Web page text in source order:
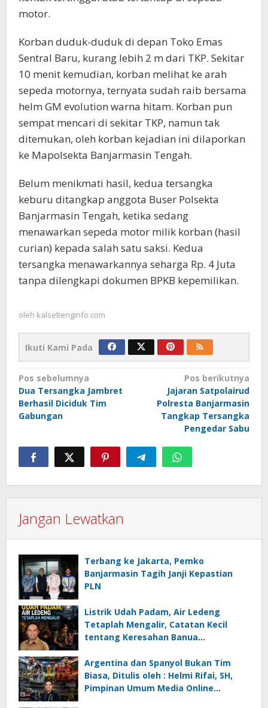
motor.
Korban duduk-duduk di depan Toko Emas
Sentral Baru, kurang lebih 2 m dari TKP. Sekitar
10 menit kemudian, korban melihat ke arah
sepeda motornya, ternyata sudah raib bersama
helm GM evolution warna hitam. Korban pun
sempat mencari di sekitar TKP, namun tak
ditemukan, oleh korban kejadian ini dilaporkan
ke Mapolsekta Banjarmasin Tengah.
Belum menikmati hasil, kedua tersangka
keburu ditangkap anggota Buser Polsekta
Banjarmasin Tengah, ketika sedang
menawarkan sepeda motor milik korban (hasil
curian) kepada salah satu saksi. Kedua
tersangka menawarkannya seharga Rp. 4 Juta
tanpa dilengkapi dokumen BPKB kepemilikan.
oleh kalseltenginfo.com
Ikuti Kami Pada
Navigasi
pos
Pos sebelumnya
Dua Tersangka Jambret
Berhasil Diciduk Tim
Gabungan
Pos berikutnya
Jajaran Satpolairud
Polresta Banjarmasin
Tangkap Tersangka
Pengedar Sabu
Jangan Lewatkan
Terbang ke Jakarta, Pemko
Banjarmasin Tagih Janji Kepastian
PLN
Listrik Udah Padam, Air Ledeng
Tetaplah Mengalir, Catatan Kecil
tentang Keresahan Banua
Ancaman Lingkungan, Oleh : Helmi
Rifai, SH
Argentina dan Spanyol Bukan Tim
Biasa, Ditulis oleh : Helmi Rifai, SH,
Pimpinan Umum Media Online